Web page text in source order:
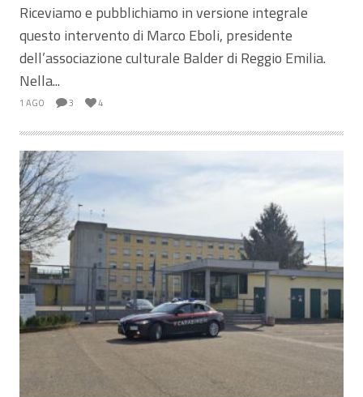
Riceviamo e pubblichiamo in versione integrale
questo intervento di Marco Eboli, presidente
dell’associazione culturale Balder di Reggio Emilia.
Nella...
1 AGO 3 4